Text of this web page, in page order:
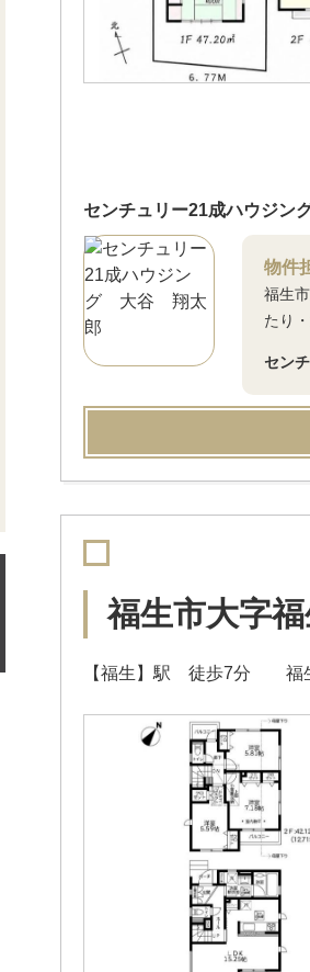
センチュリー21成ハウジン
物件
福生
たり
セン
福生市大字
【福生】駅 徒歩7分 福生